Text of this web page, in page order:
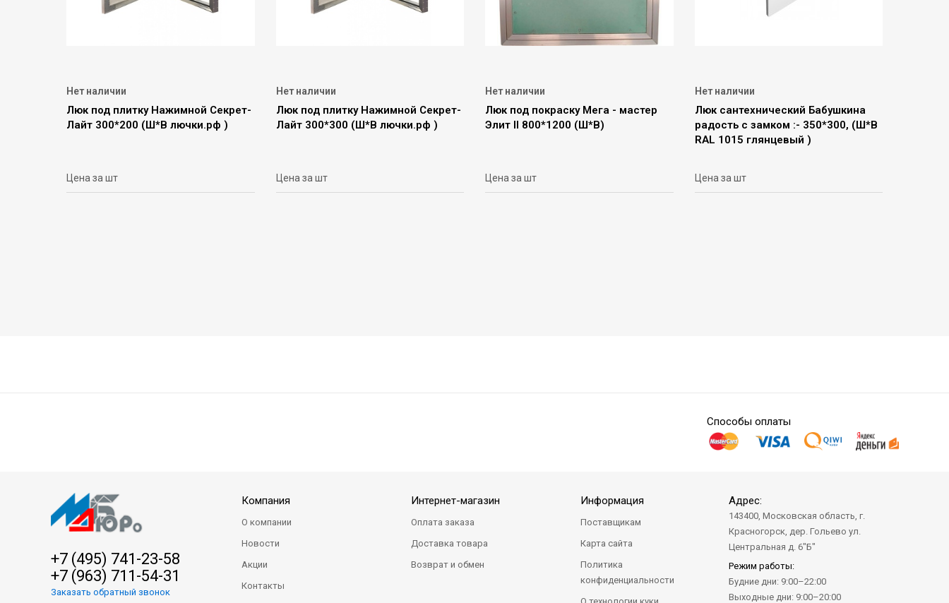
Нет наличии
Люк под плитку Нажимной Секрет-
Лайт 300*200 (Ш*В лючки.рф )
Цена за шт
Нет наличии
Люк под плитку Нажимной Секрет-
Лайт 300*300 (Ш*В лючки.рф )
Цена за шт
Нет наличии
Люк под покраску Мега - мастер
Элит II 800*1200 (Ш*В)
Цена за шт
Нет наличии
Люк сантехнический Бабушкина
радость с замком :- 350*300, (Ш*В
RAL 1015 глянцевый )
Цена за шт
Способы оплаты
+7 (495) 741-23-58
+7 (963) 711-54-31
Заказать обратный звонок
Компания
О компании
Новости
Акции
Контакты
Интернет-магазин
Оплата заказа
Доставка товара
Возврат и обмен
Информация
Поставщикам
Карта сайта
Политика
конфиденциальности
Адрес:
143400, Московская область, г.
Красногорск, дер. Гольево ул.
Центральная д. 6"Б"
Режим работы:
Будние дни: 9:00–22:00
Выходные дни: 9:00–20:00